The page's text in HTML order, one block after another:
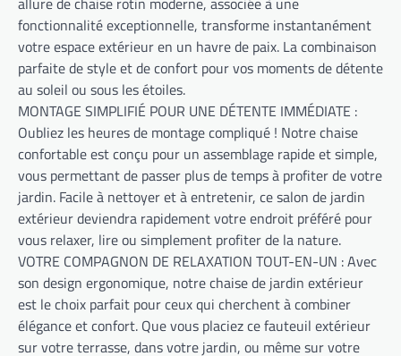
fonctionnalité exceptionnelle, transforme instantanément
votre espace extérieur en un havre de paix. La combinaison
parfaite de style et de confort pour vos moments de détente
au soleil ou sous les étoiles.
MONTAGE SIMPLIFIÉ POUR UNE DÉTENTE IMMÉDIATE :
Oubliez les heures de montage compliqué ! Notre chaise
confortable est conçu pour un assemblage rapide et simple,
vous permettant de passer plus de temps à profiter de votre
jardin. Facile à nettoyer et à entretenir, ce salon de jardin
extérieur deviendra rapidement votre endroit préféré pour
vous relaxer, lire ou simplement profiter de la nature.
VOTRE COMPAGNON DE RELAXATION TOUT-EN-UN : Avec
son design ergonomique, notre chaise de jardin extérieur
est le choix parfait pour ceux qui cherchent à combiner
élégance et confort. Que vous placiez ce fauteuil extérieur
sur votre terrasse, dans votre jardin, ou même sur votre